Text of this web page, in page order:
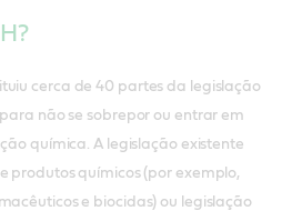
cerca de 40 partes da legislação
não se sobrepor ou entrar em
química. A legislação existente
produtos químicos (por exemplo,
e biocidas) ou legislação